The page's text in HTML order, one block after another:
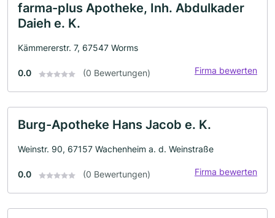
farma-plus Apotheke, Inh. Abdulkader
Daieh e. K.
Kämmererstr. 7, 67547 Worms
0.0 (0 Bewertungen) Firma bewerten
Burg-Apotheke Hans Jacob e. K.
Weinstr. 90, 67157 Wachenheim a. d. Weinstraße
0.0 (0 Bewertungen) Firma bewerten